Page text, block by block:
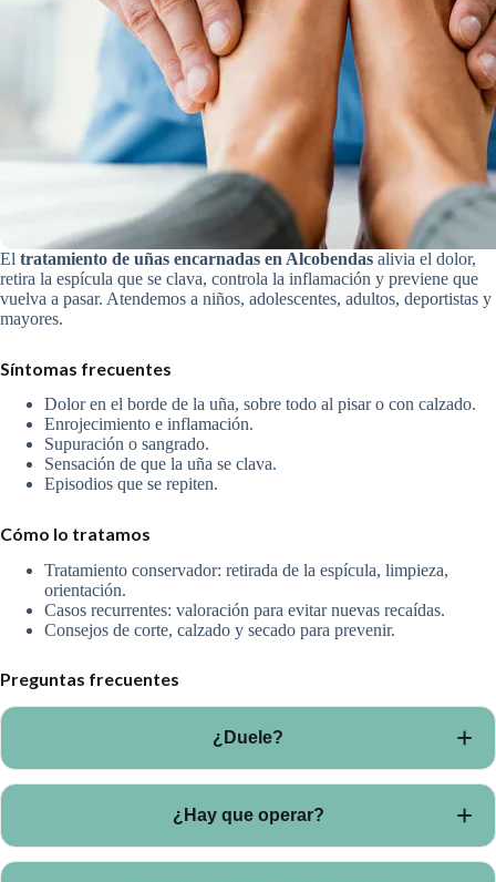
El tratamiento de uñas encarnadas en Alcobendas alivia el dolor,
retira la espícula que se clava, controla la inflamación y previene que
vuelva a pasar. Atendemos a niños, adolescentes, adultos, deportistas y
mayores.
Síntomas frecuentes
Dolor en el borde de la uña, sobre todo al pisar o con calzado.
Enrojecimiento e inflamación.
Supuración o sangrado.
Sensación de que la uña se clava.
Episodios que se repiten.
Cómo lo tratamos
Tratamiento conservador: retirada de la espícula, limpieza,
orientación.
Casos recurrentes: valoración para evitar nuevas recaídas.
Consejos de corte, calzado y secado para prevenir.
Preguntas frecuentes
¿Duele?
adaptadas para que la sesión sea lo más cómoda posible.
¿Hay que operar?